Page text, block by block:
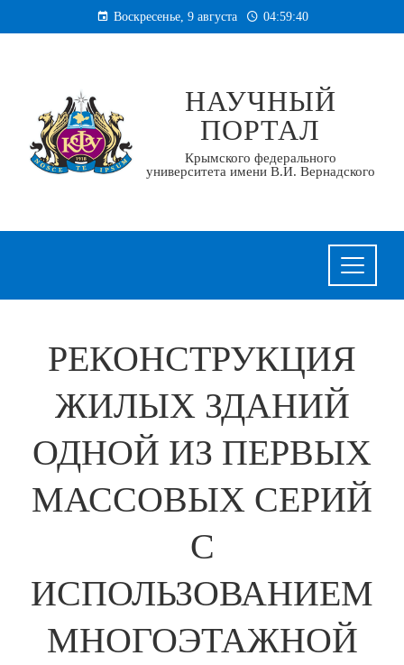
к
Воскресенье, 9 августа 04:59:41
НАУЧНЫЙ
ПОРТАЛ
Крымского федерального
университета имени В.И. Вернадского
РЕКОНСТРУКЦИЯ
ЖИЛЫХ ЗДАНИЙ
ОДНОЙ ИЗ ПЕРВЫХ
МАССОВЫХ СЕРИЙ
С
ИСПОЛЬЗОВАНИЕМ
МНОГОЭТАЖНОЙ